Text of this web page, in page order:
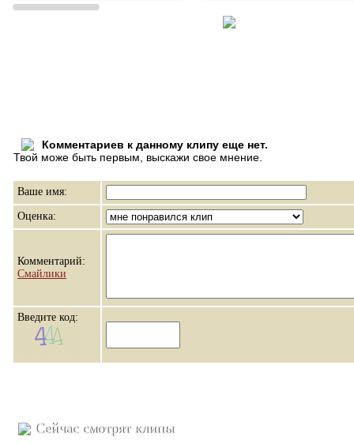
Комментариев к данному клипу еще нет.
Твой може быть первым, выскажи свое мнение.
Ваше имя:
Оценка:
Комментарий:
Смайлики
Введите код:
Сейчас смотрят клипы